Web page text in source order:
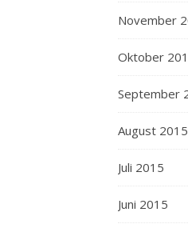
November
Oktober
September
August 2015
Juli 2015
Juni 2015